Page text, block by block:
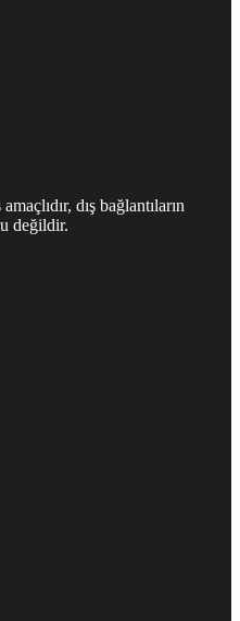
dış bağlantıların
değildir.